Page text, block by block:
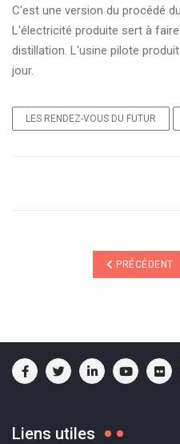
C'est une version du procédé
L'électricité produite sert à
distillation. L'usine pilote
jour.
LES RENDEZ-VOUS DU FUTUR
ARTICLE
PRÉCÉDENT
Liens utiles